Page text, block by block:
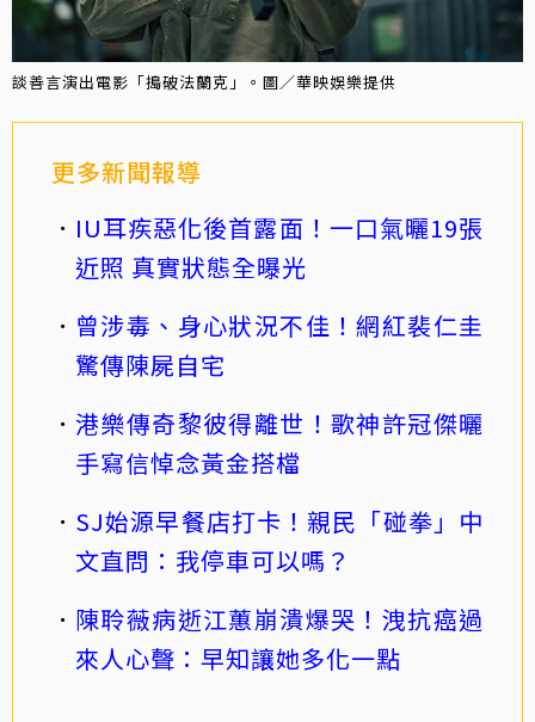
談善言演出電影「搗破法蘭克」。圖／華映娛樂提供
更多新聞報導
IU耳疾惡化後首露面！一口氣曬19張
近照 真實狀態全曝光
曾涉毒、身心狀況不佳！網紅裴仁圭
驚傳陳屍自宅
港樂傳奇黎彼得離世！歌神許冠傑曬
手寫信悼念黃金搭檔
SJ始源早餐店打卡！親民「碰拳」中
文直問：我停車可以嗎？
陳聆薇病逝江蕙崩潰爆哭！洩抗癌過
來人心聲：早知讓她多化一點